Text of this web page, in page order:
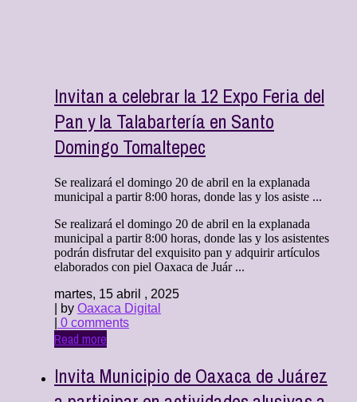
Invitan a celebrar la 12 Expo Feria del
Pan y la Talabartería en Santo
Domingo Tomaltepec
Se realizará el domingo 20 de abril en la explanada
municipal a partir 8:00 horas, donde las y los asiste ...
Se realizará el domingo 20 de abril en la explanada
municipal a partir 8:00 horas, donde las y los asistentes
podrán disfrutar del exquisito pan y adquirir artículos
elaborados con piel Oaxaca de Juár ...
martes, 15 abril , 2025
| by Oaxaca Digital
0 comments
Read more
Invita Municipio de Oaxaca de Juárez